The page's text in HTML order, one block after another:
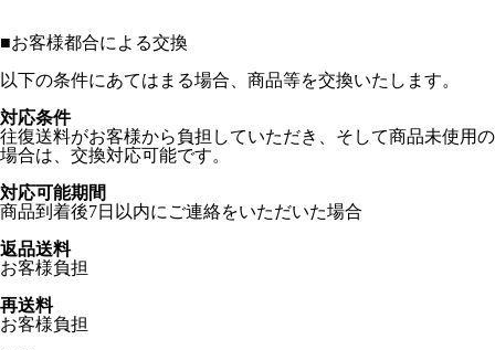
■お客様都合による交換
以下の条件にあてはまる場合、商品等を交換いたします。
対応条件
往復送料がお客様から負担していただき、そして商品未使用の
場合は、交換対応可能です。
対応可能期間
商品到着後7日以内にご連絡をいただいた場合
返品送料
お客様負担
再送料
お客様負担